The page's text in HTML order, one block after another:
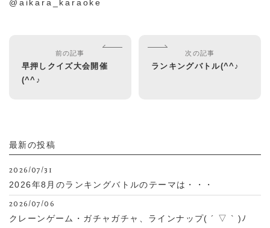
@aikara_karaoke
前の記事
早押しクイズ大会開催
(^^♪
次の記事
ランキングバトル(^^♪
最新の投稿
2026/07/31
2026年8月のランキングバトルのテーマは・・・
2026/07/06
クレーンゲーム・ガチャガチャ、ラインナップ( ´ ▽ ` )ﾉ